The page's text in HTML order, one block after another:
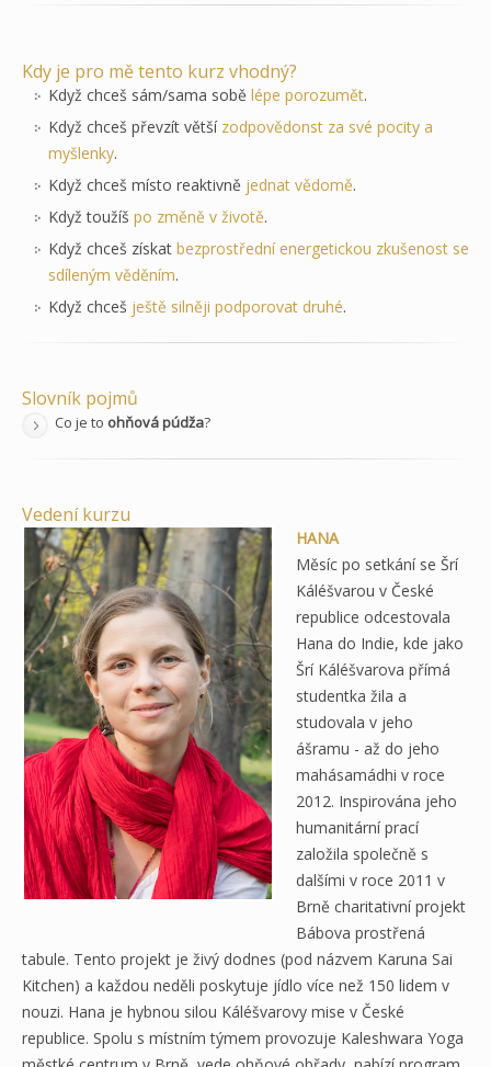
Kdy je pro mě tento kurz vhodný?
Když chceš sám/sama sobě lépe porozumět.
Když chceš převzít větší zodpovědonst za své pocity a
myšlenky.
Když chceš místo reaktivně jednat vědomě.
Když toužíš po změně v životě.
Když chceš získat bezprostřední energetickou zkušenost se
sdíleným věděním.
Když chceš ještě silněji podporovat druhé.
Slovník pojmů
Co je to ohňová púdža?
Vedení kurzu
HANA
Měsíc po setkání se Šrí
Káléšvarou v České
republice odcestovala
Hana do Indie, kde jako
Šrí Káléšvarova přímá
studentka žila a
studovala v jeho
ášramu - až do jeho
mahásamádhi v roce
2012. Inspirována jeho
humanitární prací
založila společně s
dalšími v roce 2011 v
Brně charitativní projekt
Bábova prostřená
tabule. Tento projekt je živý dodnes (pod názvem Karuna Sai
Kitchen) a každou neděli poskytuje jídlo více než 150 lidem v
nouzi. Hana je hybnou silou Káléšvarovy mise v České
republice. Spolu s místním týmem provozuje Kaleshwara Yoga